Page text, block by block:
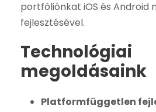
portfóliónkat iOS és Android
fejlesztésével.
Technológiai
megoldásaink
Platformfüggetlen